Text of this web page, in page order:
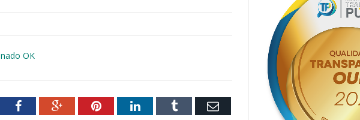
OK
FacebookGoogle+PinterestLinkedInTumblr Email